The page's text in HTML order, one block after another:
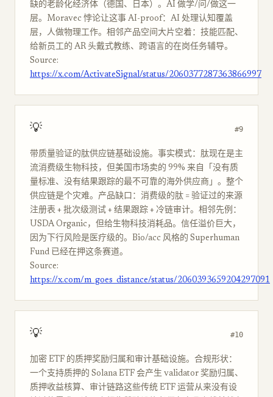
缺的老龄化经济体（德国、日本）。AI 做学/问/做这一
层。Moravec 悖论让这事 AI-proof：AI 处理认知覆盖
层，人做物理工作。相邻产品空间大片空着：技能匹配、
给新员工的 AR 头戴式教练、跨语言的在岗任务辅导。
Source:
https://x.com/ActivateSignal/status/2060377287363866997
💡 #9
带质量验证的肽供应链基础设施。事实模式：肽现在是主
流消费级生物科技，但美国市场卖的 99% 来自「没有质
量标准、没有结果跟踪的最不可靠的海外供应商」。整个
供应链是个灾难。产品缺口：消费级的肽 = 验证过的来源
注册表 + 批次级测试 + 结果跟踪 + 冷链审计。相邻先例：
USDA Organic，但给生物科技消耗品。信任溢价巨大，
因为下行风险是医疗级的。Bio/acc 风格的 Superhuman
Fund 已经在押这条赛道。
Source:
https://x.com/m_goes_distance/status/2060393659204297091
💡 #10
加密 ETF 的质押奖励归属和审计基础设施。合规形状：
一个支持质押的 Solana ETF 会产生 validator 奖励归属、
质押收益核算、审计链路这些传统 ETF 运营从来没有设